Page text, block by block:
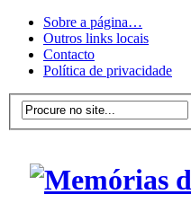
Sobre a página…
Outros links locais
Contacto
Política de privacidade